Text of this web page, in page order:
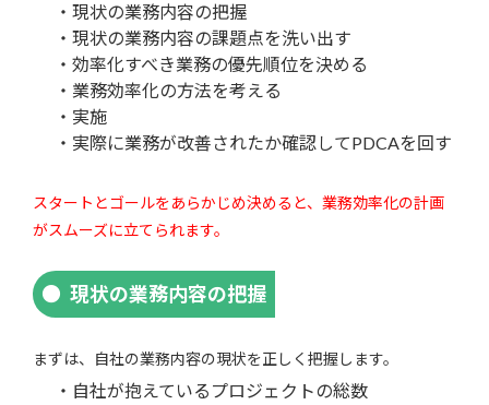
・現状の業務内容の把握
・現状の業務内容の課題点を洗い出す
・効率化すべき業務の優先順位を決める
・業務効率化の方法を考える
・実施
・実際に業務が改善されたか確認してPDCAを回す
スタートとゴールをあらかじめ決めると、業務効率化の計画
がスムーズに立てられます。
現状の業務内容の把握
まずは、自社の業務内容の現状を正しく把握します。
・自社が抱えているプロジェクトの総数